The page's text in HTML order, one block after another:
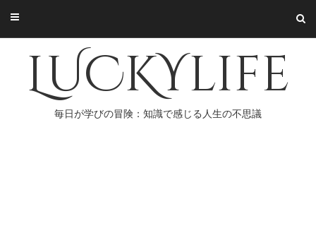
content
LUCKYlife
毎日が学びの冒険：知識で感じる人生の不思議